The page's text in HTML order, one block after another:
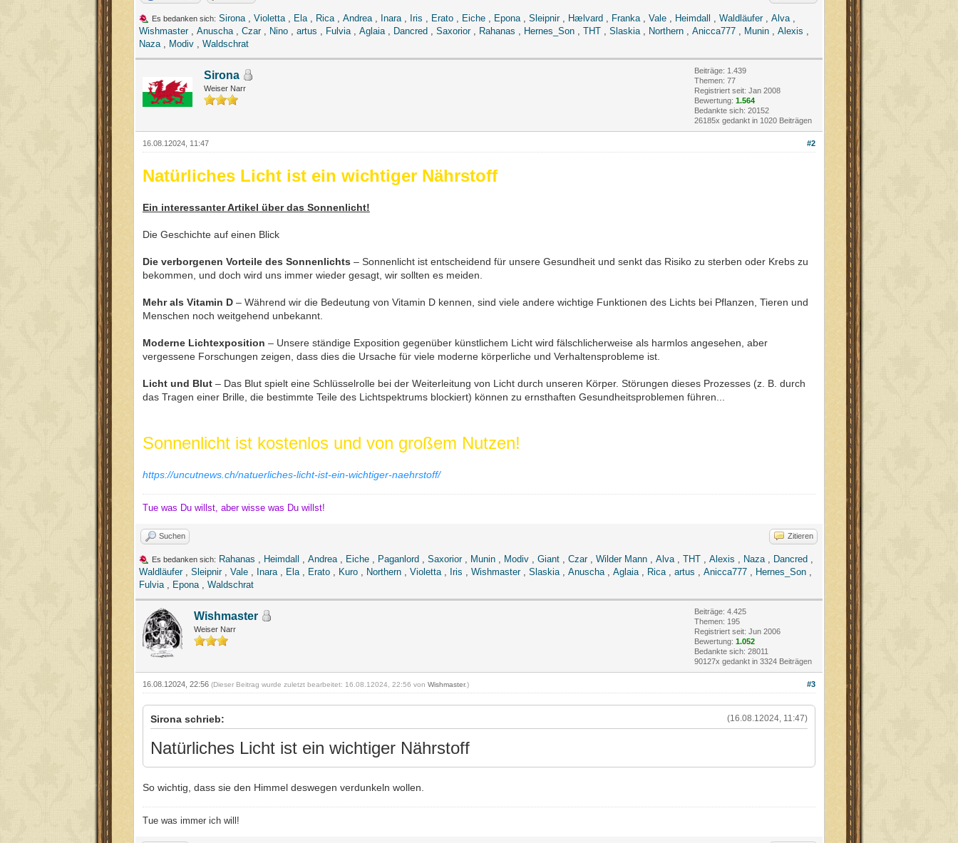
Es bedanken sich: Sirona Violetta Ela Rica Andrea Inara Iris Erato Eiche Epona Sleipnir, Hælvard Franka Vale Heimdall Waldläufer, Alva
Wishmaster, Anuscha Czar, Nino artus Fulvia Aglaia Dancred Saxorior, Rahanas Hernes_Son THT Slaskia Northern Anicca777 Munin Alexis
Naza
Modiv Waldschrat
Sirona
Weiser Narr
Beiträge: 1.439
Themen: 77
Registriert seit: Jan 2008
Bewertung: 1.564
Bedankte sich: 20152
26185x gedankt in 1020 Beiträgen
#2
16.08.12024, 11:47
Natürliches Licht ist ein wichtiger Nährstoff
Ein interessanter Artikel über das Sonnenlicht!
Die Geschichte auf einen Blick
Die verborgenen Vorteile des Sonnenlichts – Sonnenlicht ist entscheidend für unsere Gesundheit und senkt das Risiko zu sterben oder Krebs zu
bekommen, und doch wird uns immer wieder gesagt, wir sollten es meiden.
Mehr als Vitamin D – Während wir die Bedeutung von Vitamin D kennen, sind viele andere wichtige Funktionen des Lichts bei Pflanzen, Tieren und
Menschen noch weitgehend unbekannt.
Moderne Lichtexposition – Unsere ständige Exposition gegenüber künstlichem Licht wird fälschlicherweise als harmlos angesehen, aber
vergessene Forschungen zeigen, dass dies die Ursache für viele moderne körperliche und Verhaltensprobleme ist.
Licht und Blut – Das Blut spielt eine Schlüsselrolle bei der Weiterleitung von Licht durch unseren Körper. Störungen dieses Prozesses (z. B. durch
das Tragen einer Brille, die bestimmte Teile des Lichtspektrums blockiert) können zu ernsthaften Gesundheitsproblemen führen...
Sonnenlicht ist kostenlos und von großem Nutzen!
https://uncutnews.ch/natuerliches-licht-ist-ein-wichtiger-naehrstoff/
Tue was Du willst, aber wisse was Du willst!
Suchen Zitieren
Es bedanken sich: Rahanas Heimdall Andrea Eiche Paganlord Saxorior, Munin Modiv Giant Czar, Wilder Mann Alva THT Alexis Naza Dancred
Waldläufer, Sleipnir, Vale Inara Ela Erato Kuro Northern Violetta Iris Wishmaster, Slaskia Anuscha Aglaia Rica artus Anicca777 Hernes_Son
Fulvia
Epona Waldschrat
Wishmaster
Weiser Narr
Beiträge: 4.425
Themen: 195
Registriert seit: Jun 2006
Bewertung: 1.052
Bedankte sich: 28011
90127x gedankt in 3324 Beiträgen
#3
16.08.12024, 22:56 (Dieser Beitrag wurde zuletzt bearbeitet: 16.08.12024, 22:56 von Wishmaster.)
(16.08.12024, 11:47)
Sirona schrieb:
Natürliches Licht ist ein wichtiger Nährstoff
So wichtig, dass sie den Himmel deswegen verdunkeln wollen.
Tue was immer ich will!